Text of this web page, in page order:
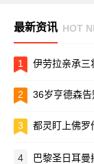
最新资讯 HOT
1 伊劳拉亲承三
2 36岁亨德森告
3 都灵盯上佛罗
4 巴黎圣日耳曼